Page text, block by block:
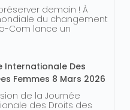
demain ! À
du changement
Com lance un
Internationale Des
Femmes 8 Mars 2026
de la Journée
des Droits des